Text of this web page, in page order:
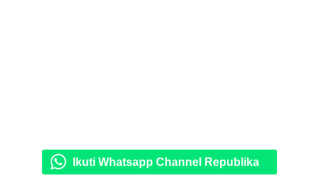
Ikuti Whatsapp Channel Republika